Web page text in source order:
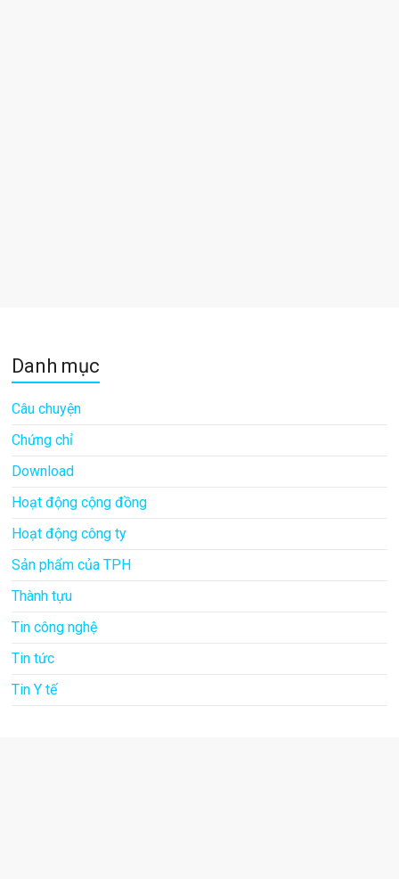
Danh mục
Câu chuyện
Chứng chỉ
Download
Hoạt động cộng đồng
Hoạt động công ty
Sản phẩm của TPH
Thành tựu
Tin công nghệ
Tin tức
Tin Y tế